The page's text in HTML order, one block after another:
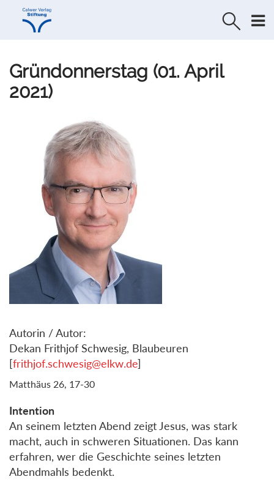
Direkt
Direkt
Gründonnerstag (01. April
2021)
Autorin / Autor:
Dekan Frithjof Schwesig, Blaubeuren
[frithjof.schwesig@elkw.de]
Matthäus 26, 17-30
Intention
An seinem letzten Abend zeigt Jesus, was stark
macht, auch in schweren Situationen. Das kann
erfahren, wer die Geschichte seines letzten
Abendmahls bedenkt.